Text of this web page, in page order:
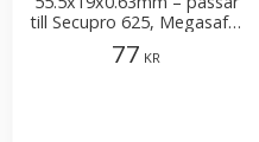
till Secupro 625, Megasafe,
Maxisafe, Secunorm 525
77 KR